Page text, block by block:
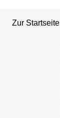
Zur Startseite